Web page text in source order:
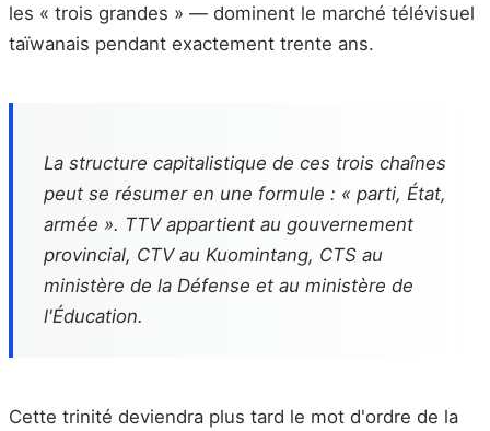
les « trois grandes » — dominent le marché télévisuel
taïwanais pendant exactement trente ans.
La structure capitalistique de ces trois chaînes
peut se résumer en une formule : « parti, État,
armée ». TTV appartient au gouvernement
provincial, CTV au Kuomintang, CTS au
ministère de la Défense et au ministère de
l'Éducation.
Cette trinité deviendra plus tard le mot d'ordre de la